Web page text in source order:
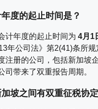
度的起止时间是？
计年度的起止时间为 4月1
年公司法》第2(41)条所
注册的公司，包括新加坡
司带来了双重报告周期。
坡之间有双重征税协